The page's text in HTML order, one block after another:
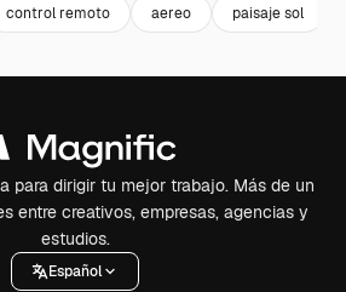
control remoto aereo paisaje sol
para dirigir tu mejor trabajo. Más de un
entre creativos, empresas, agencias y
estudios.
Español